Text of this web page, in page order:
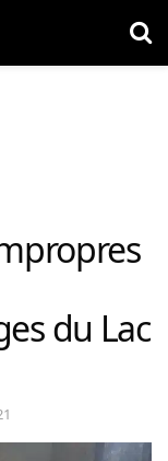
du Lac